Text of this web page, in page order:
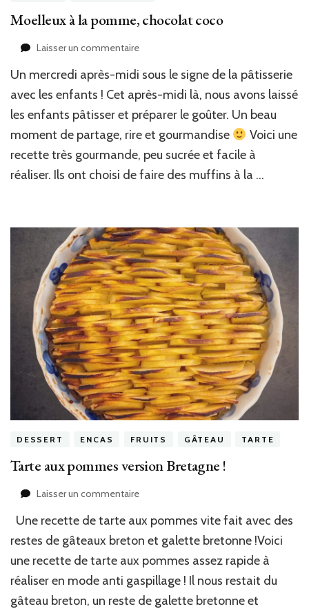
Moelleux à la pomme, chocolat coco
Laisser un commentairesur
à
la
chocolat
coco
Un mercredi après-midi sous le signe de la pâtisserie
avec les enfants ! Cet après-midi là, nous avons laissé
les enfants pâtisser et préparer le goûter. Un beau
moment de partage, rire et gourmandise
Voici une
recette très gourmande, peu sucrée et facile à
réaliser. Ils ont choisi de faire des muffins à la …
DESSERT ENCAS FRUITS GÂTEAU TARTE
Tarte aux pommes version Bretagne !
Laisser un commentairesur
aux
pommes
version
Bretagne
Une recette de tarte aux pommes vite fait avec des
restes de gâteaux breton et galette bretonne !Voici
une recette de tarte aux pommes assez rapide à
réaliser en mode anti gaspillage ! Il nous restait du
gâteau breton, un reste de galette bretonne et